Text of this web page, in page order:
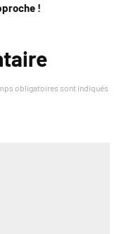
!
obligatoires sont indiqués